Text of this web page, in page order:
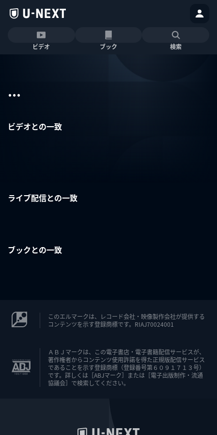
ビデオ ブック 検索
...
ビデオとの一致
ライブ配信との一致
ブックとの一致
このエルマークは、レコード会社・映像製作会社が提供する
コンテンツを示す登録商標です。RIAJ70024001
ＡＢＪマークは、この電子書店・電子書籍配信サービスが、
著作権者からコンテンツ使用許諾を得た正規版配信サービス
であることを示す登録商標（登録番号第６０９１７１３号）
です。詳しくは［ABJマーク］または［電子出版制作・流通
協議会］で検索してください。